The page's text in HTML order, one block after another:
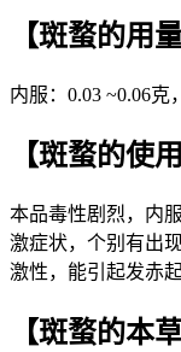
【斑蝥的用
内服：0.03 ~0.06克
【斑蝥的使
本品毒性剧烈，内
激症状，个别有出
激性，能引起发赤
【斑蝥的本